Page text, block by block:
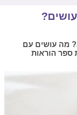
מה עושים עם
ספר הוראות